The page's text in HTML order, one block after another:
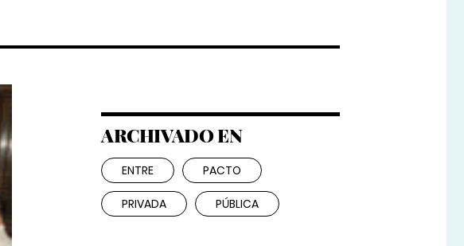
ARCHIVADO EN
ENTRE PACTO
PRIVADA PÚBLICA